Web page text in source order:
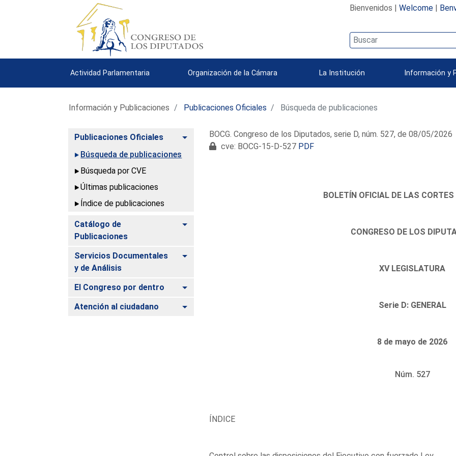
Bienvenidos | Welcome|
Actividad Parlamentaria Organización de la Cámara La Institución Información y
Información y Publicaciones Publicaciones Oficiales Búsqueda de publicaciones
Publicaciones Oficiales
Alternar
Búsqueda de publicaciones
Búsqueda por CVE
Últimas publicaciones
Índice de publicaciones
Catálogo de
Publicaciones
Alternar
Servicios Documentales
y de Análisis
Alternar
El Congreso por dentro Alternar
Atención al ciudadano Alternar
BOCG. Congreso de los Diputados, serie D, núm. 527, de 08/05/2026
cve: BOCG-15-D-527 PDF
BOLETÍN OFICIAL DE LAS CORTES
CONGRESO DE LOS
XV LEGISLATURA
Serie D: GENERAL
8 de mayo de 2026
Núm. 527
ÍNDICE